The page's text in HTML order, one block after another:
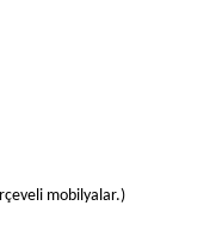
mobilyalar.)